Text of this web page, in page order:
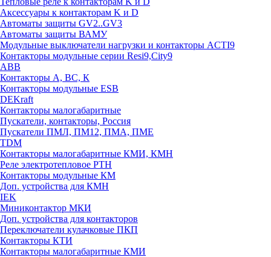
Аксессуары к контакторам K и D
Автоматы защиты GV2..GV3
Автоматы защиты ВАМУ
Модульные выключатели нагрузки и контакторы ACTI9
Контакторы модульные серии Resi9,City9
ABB
Контакторы А, ВС, К
Контакторы модульные ESB
DEKraft
Контакторы малогабаритные
Пускатели, контакторы, Россия
Пускатели ПМЛ, ПМ12, ПМА, ПМЕ
TDM
Контакторы малогабаритные КМИ, КМН
Реле электротепловое РТН
Контакторы модульные КМ
Доп. устройства для КМН
IEK
Миниконтактор МКИ
Доп. устройства для контакторов
Переключатели кулачковые ПКП
Контакторы КТИ
Контакторы малогабаритные КМИ